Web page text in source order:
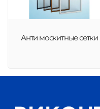
Анти москитные сетки